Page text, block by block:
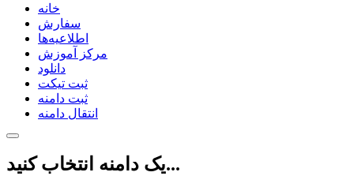
خانه
سفارش
اطلاعیه‌ها
مرکز آموزش
دانلود
ثبت تیکت
ثبت دامنه
انتقال دامنه
یک دامنه انتخاب کنید...